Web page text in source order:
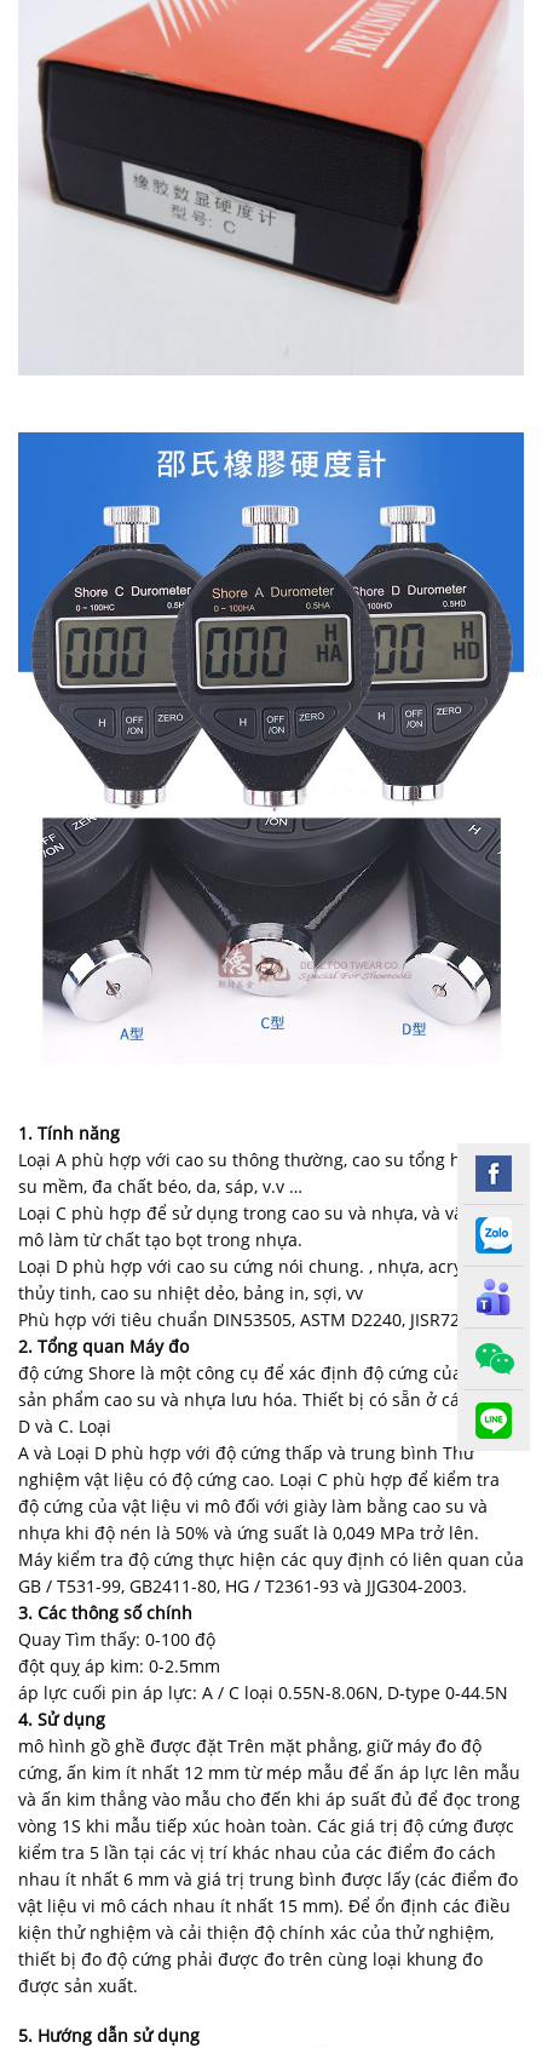
1. Tính năng
Loại A phù hợp với cao su thông thường, cao su tổng hợp, cao
su mềm, đa chất béo, da, sáp, v.v …
Loại C phù hợp để sử dụng trong cao su và nhựa, và vật liệu vi
mô làm từ chất tạo bọt trong nhựa.
Loại D phù hợp với cao su cứng nói chung. , nhựa, acrylic,
thủy tinh, cao su nhiệt dẻo, bảng in, sợi, vv
Phù hợp với tiêu chuẩn DIN53505, ASTM D2240, JISR7215
2. Tổng quan Máy đo
độ cứng Shore là một công cụ để xác định độ cứng của các
sản phẩm cao su và nhựa lưu hóa. Thiết bị có sẵn ở các loại A,
D và C. Loại
A và Loại D phù hợp với độ cứng thấp và trung bình Thử
nghiệm vật liệu có độ cứng cao. Loại C phù hợp để kiểm tra
độ cứng của vật liệu vi mô đối với giày làm bằng cao su và
nhựa khi độ nén là 50% và ứng suất là 0,049 MPa trở lên.
Máy kiểm tra độ cứng thực hiện các quy định có liên quan của
GB / T531-99, GB2411-80, HG / T2361-93 và JJG304-2003.
3. Các thông số chính
Quay Tìm thấy: 0-100 độ
đột quỵ áp kim: 0-2.5mm
áp lực cuối pin áp lực: A / C loại 0.55N-8.06N, D-type 0-44.5N
4. Sử dụng
mô hình gồ ghề được đặt Trên mặt phẳng, giữ máy đo độ
cứng, ấn kim ít nhất 12 mm từ mép mẫu để ấn áp lực lên mẫu
và ấn kim thẳng vào mẫu cho đến khi áp suất đủ để đọc trong
vòng 1S khi mẫu tiếp xúc hoàn toàn. Các giá trị độ cứng được
kiểm tra 5 lần tại các vị trí khác nhau của các điểm đo cách
nhau ít nhất 6 mm và giá trị trung bình được lấy (các điểm đo
vật liệu vi mô cách nhau ít nhất 15 mm). Để ổn định các điều
kiện thử nghiệm và cải thiện độ chính xác của thử nghiệm,
thiết bị đo độ cứng phải được đo trên cùng loại khung đo
được sản xuất.
5. Hướng dẫn sử dụng